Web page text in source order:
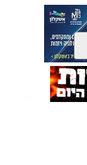
תקרה